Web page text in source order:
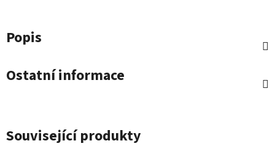
Popis
Ostatní informace
Související produkty